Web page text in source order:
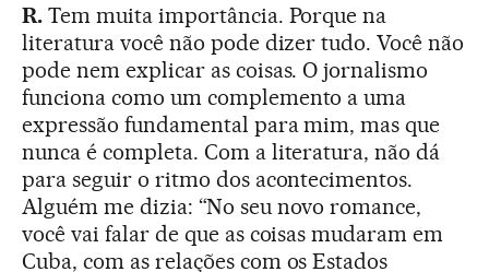
R.Tem muita importância. Porque na
literatura você não pode dizer tudo. Você não
pode nem explicar as coisas. O jornalismo
funciona como um complemento a uma
expressão fundamental para mim, mas que
nunca é completa. Com a literatura, não dá
para seguir o ritmo dos acontecimentos.
Alguém me dizia: “No seu novo romance,
você vai falar de que as coisas mudaram em
Cuba, com as relações com os Estados